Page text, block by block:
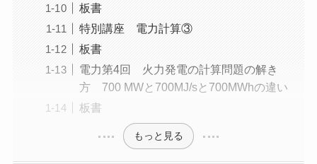
板書
特別講座 電力計算③
板書
電力第4回 火力発電の計算問題の解き
方 700 MWと700MJ/sと700MWhの違い
板書
もっと見る